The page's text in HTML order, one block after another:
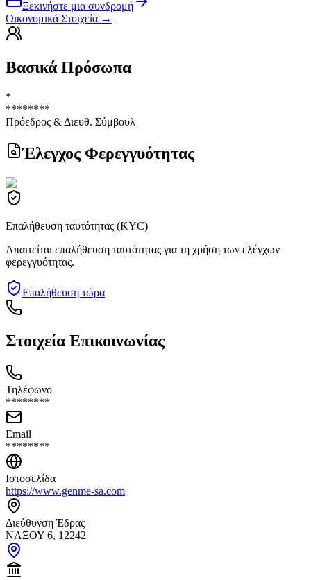
Ξεκινήστε μια συνδρομή
Οικονομικά Στοιχεία →
Βασικά Πρόσωπα
*
********
Πρόεδρος & Διευθ. Σύμβουλ
Έλεγχος Φερεγγυότητας
Επαλήθευση ταυτότητας (KYC)
Απαιτείται επαλήθευση ταυτότητας για τη χρήση των ελέγχων
φερεγγυότητας.
Επαλήθευση τώρα
Στοιχεία Επικοινωνίας
Τηλέφωνο
********
Email
********
Ιστοσελίδα
https://www.genme-sa.com
Διεύθυνση Έδρας
ΝΑΞΟΥ 6, 12242